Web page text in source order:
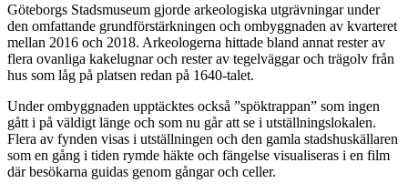
Göteborgs Stadsmuseum gjorde arkeologiska utgrävningar under
den omfattande grundförstärkningen och ombyggnaden av kvarteret
mellan 2016 och 2018. Arkeologerna hittade bland annat rester av
flera ovanliga kakelugnar och rester av tegelväggar och trägolv från
hus som låg på platsen redan på 1640-talet.
Under ombyggnaden upptäcktes också ”spöktrappan” som ingen
gått i på väldigt länge och som nu går att se i utställningslokalen.
Flera av fynden visas i utställningen och den gamla stadshuskällaren
som en gång i tiden rymde häkte och fängelse visualiseras i en film
där besökarna guidas genom gångar och celler.